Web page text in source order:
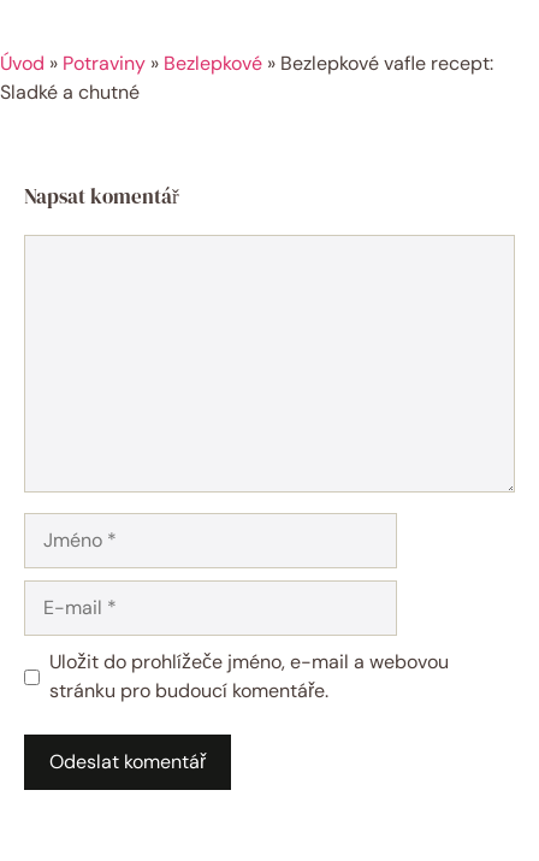
Úvod » Potraviny » Bezlepkové » Bezlepkové vafle recept:
Sladké a chutné
Napsat komentář
Jméno
mail
Uložit do prohlížeče jméno, e-mail a webovou
stránku pro budoucí komentáře.